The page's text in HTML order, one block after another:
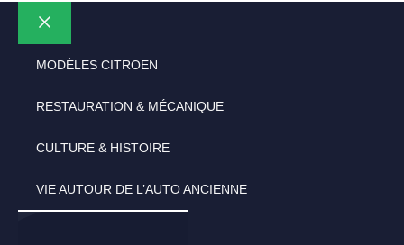
Fermer
MODÈLES CITROEN
RESTAURATION & MÉCANIQUE
CULTURE & HISTOIRE
VIE AUTOUR DE L’AUTO ANCIENNE